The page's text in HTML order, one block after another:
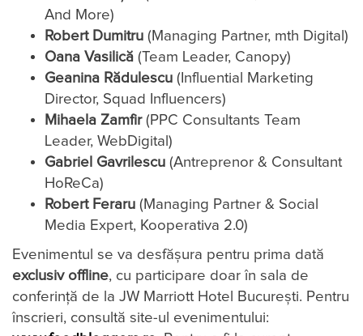
And More)
Robert Dumitru (Managing Partner, mth Digital)
Oana Vasilică (Team Leader, Canopy)
Geanina Rădulescu (Influential Marketing
Director, Squad Influencers)
Mihaela Zamfir(PPC Consultants Team
Leader, WebDigital)
Gabriel Gavrilescu (Antreprenor & Consultant
HoReCa)
Robert Feraru (Managing Partner & Social
Media Expert, Kooperativa 2.0)
Evenimentul se va desfășura pentru prima dată
exclusiv offline, cu participare doar în sala de
conferință de la JW Marriott Hotel București. Pentru
înscrieri, consultă site-ul evenimentului: